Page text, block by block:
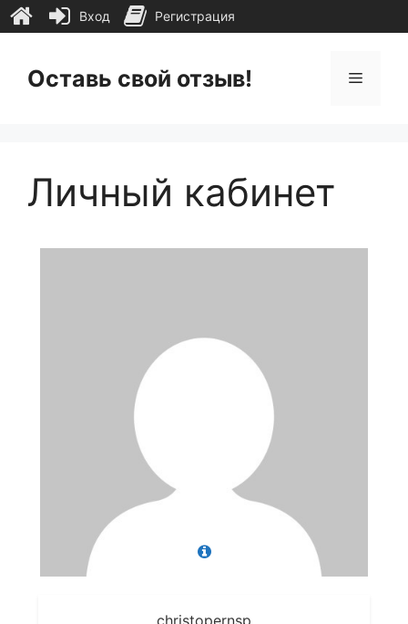
содержимому
Оставь свой отзыв! Меню
Личный кабинет
christopernsp
Вход Регистрация